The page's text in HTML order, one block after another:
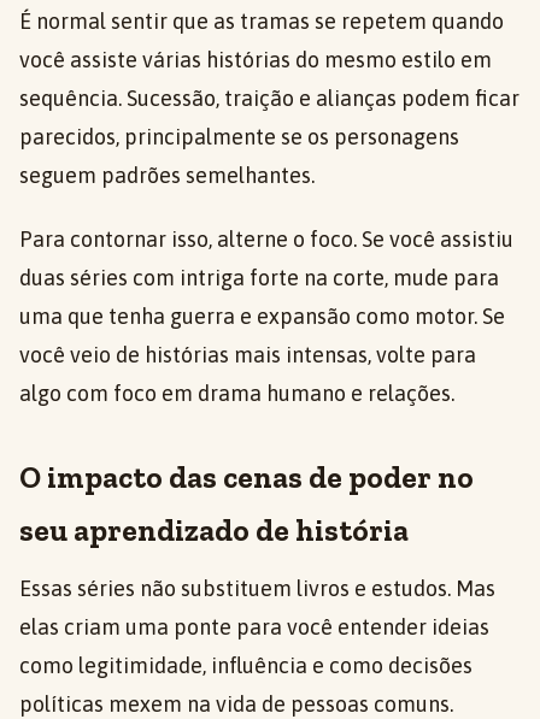
É normal sentir que as tramas se repetem quando
você assiste várias histórias do mesmo estilo em
sequência. Sucessão, traição e alianças podem ficar
parecidos, principalmente se os personagens
seguem padrões semelhantes.
Para contornar isso, alterne o foco. Se você assistiu
duas séries com intriga forte na corte, mude para
uma que tenha guerra e expansão como motor. Se
você veio de histórias mais intensas, volte para
algo com foco em drama humano e relações.
O impacto das cenas de poder no
seu aprendizado de história
Essas séries não substituem livros e estudos. Mas
elas criam uma ponte para você entender ideias
como legitimidade, influência e como decisões
políticas mexem na vida de pessoas comuns.